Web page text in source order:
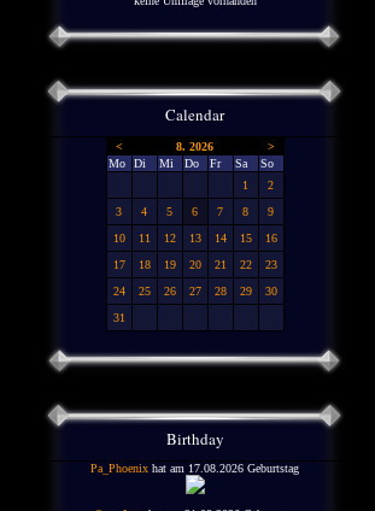
Calendar
< 8. 2026
>
Mo
Di Mi Do Fr Sa
So
1
2
3
4 5 6 7 8
9
10
11 12 13 14 15
16
17
18 19 20 21 22
23
24
25 26 27 28 29
30
31
Birthday
Pa_Phoenix hat am 17.08.2026 Geburtstag